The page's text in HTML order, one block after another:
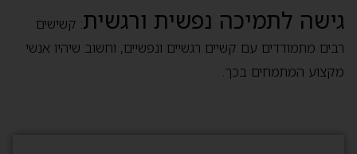
גישה לתמיכה נפשית ורגשית: קשישים
רבים מתמודדים עם קשיים רגשיים ונפשיים, וחשוב שיהיו אנשי
מקצוע המתמחים בכך.